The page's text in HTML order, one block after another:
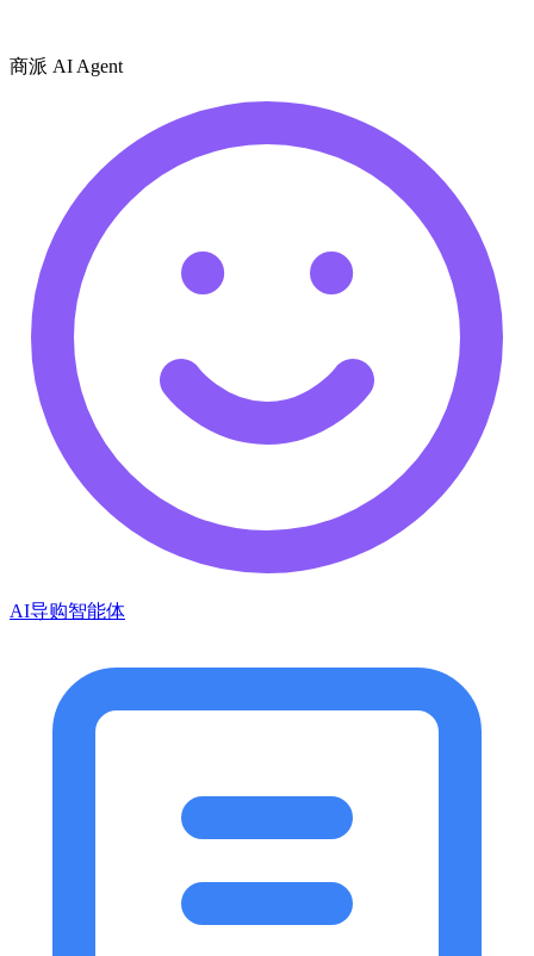
商派 AI Agent
AI导购智能体